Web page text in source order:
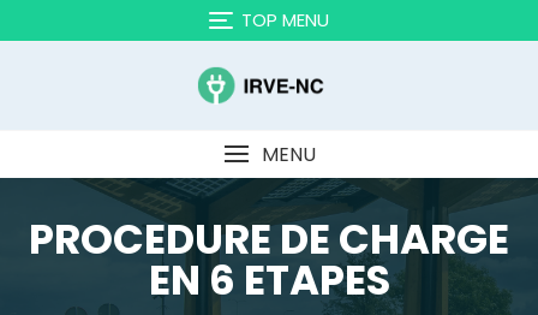
TOP MENU
MENU
PROCEDURE DE CHARGE
EN 6 ETAPES